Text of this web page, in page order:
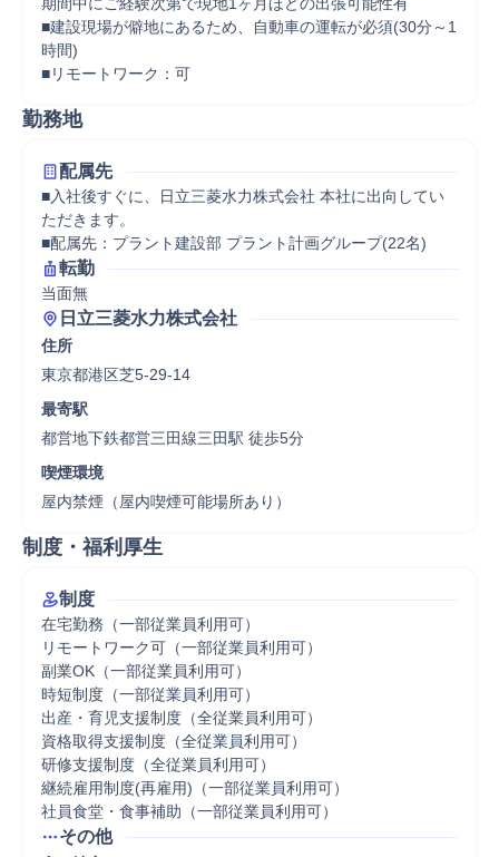
■建設現場が僻地にあるため、自動車の運転が必須(30分～1
時間)
■リモートワーク：可
勤務地
配属先
■入社後すぐに、日立三菱水力株式会社 本社に出向してい
ただきます。
■配属先：プラント建設部 プラント計画グループ(22名)
転勤
当面無
日立三菱水力株式会社
住所
東京都港区芝5-29-14
最寄駅
都営地下鉄都営三田線三田駅 徒歩5分
喫煙環境
屋内禁煙（屋内喫煙可能場所あり）
制度・福利厚生
制度
在宅勤務（一部従業員利用可）
リモートワーク可（一部従業員利用可）
副業OK（一部従業員利用可）
時短制度（一部従業員利用可）
出産・育児支援制度（全従業員利用可）
資格取得支援制度（全従業員利用可）
研修支援制度（全従業員利用可）
継続雇用制度(再雇用)（一部従業員利用可）
社員食堂・食事補助（一部従業員利用可）
その他